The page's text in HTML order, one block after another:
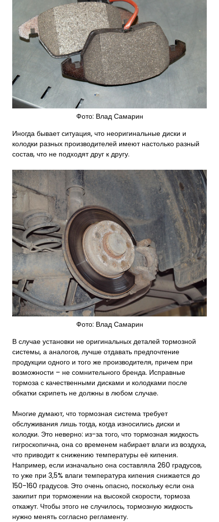
Фото: Влад Самарин
Иногда бывает ситуация, что неоригинальные диски и
колодки разных производителей имеют настолько разный
состав, что не подходят друг к другу.
Фото: Влад Самарин
В случае установки не оригинальных деталей тормозной
системы, а аналогов, лучше отдавать предпочтение
продукции одного и того же производителя, причем при
возможности – не сомнительного бренда. Исправные
тормоза с качественными дисками и колодками после
обкатки скрипеть не должны в любом случае.
Многие думают, что тормозная система требует
обслуживания лишь тогда, когда износились диски и
колодки. Это неверно: из-за того, что тормозная жидкость
гигроскопична, она со временем набирает влаги из воздуха,
что приводит к снижению температуры её кипения.
Например, если изначально она составляла 260 градусов,
то уже при 3,5% влаги температура кипения снижается до
150-160 градусов. Это очень опасно, поскольку если она
закипит при торможении на высокой скорости, тормоза
откажут. Чтобы этого не случилось, тормозную жидкость
нужно менять согласно регламенту.